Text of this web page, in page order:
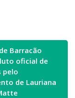
Barracão
oficial de
pelo
de Lauriana